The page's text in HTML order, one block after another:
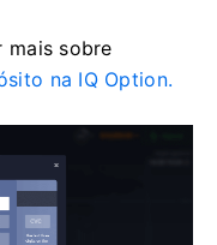
mais sobre
na IQ Option.